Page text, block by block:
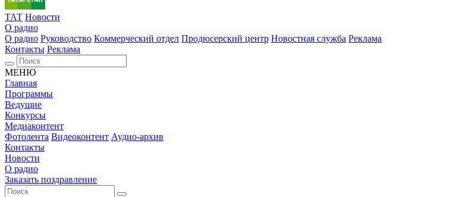
ТАТ Новости
О радио
О радио Руководство Коммерческий отдел Продюсерский центр Новостная служба Реклама
Контакты Реклама
МЕНЮ
Главная
Программы
Ведущие
Конкурсы
Медиаконтент
Фотолента Видеоконтент Аудио-архив
Контакты
Новости
О радио
Заказать поздравление